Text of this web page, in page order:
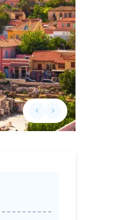
keyboard_arrow_leftPrevious slide
keyboard_arrow_rightNext slide